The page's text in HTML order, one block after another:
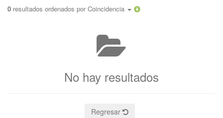
0 resultados ordenados por Coincidencia
No hay resultados
Regresar